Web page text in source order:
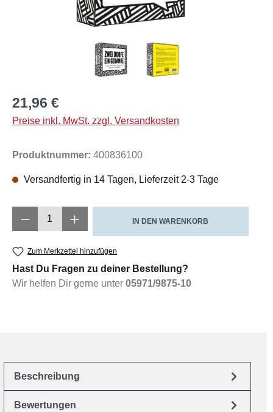
21,96 €
Preise inkl. MwSt. zzgl. Versandkosten
Produktnummer: 400836100
Versandfertig in 14 Tagen, Lieferzeit 2-3 Tage
Produkt Anzahl: Gib den gewünschten
IN DEN WARENKORB
Zum Merkzettel hinzufügen
Hast Du Fragen zu deiner Bestellung?
Wir helfen Dir gerne unter 05971/9875-10
Beschreibung
Bewertungen